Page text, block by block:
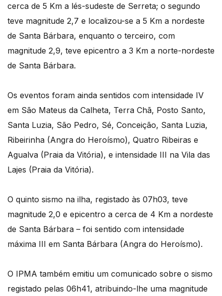
cerca de 5 Km a lés-sudeste de Serreta; o segundo
teve magnitude 2,7 e localizou-se a 5 Km a nordeste
de Santa Bárbara, enquanto o terceiro, com
magnitude 2,9, teve epicentro a 3 Km a norte-nordeste
de Santa Bárbara.
Os eventos foram ainda sentidos com intensidade IV
em São Mateus da Calheta, Terra Chã, Posto Santo,
Santa Luzia, São Pedro, Sé, Conceição, Santa Luzia,
Ribeirinha (Angra do Heroísmo), Quatro Ribeiras e
Agualva (Praia da Vitória), e intensidade III na Vila das
Lajes (Praia da Vitória).
O quinto sismo na ilha, registado às 07h03, teve
magnitude 2,0 e epicentro a cerca de 4 Km a nordeste
de Santa Bárbara – foi sentido com intensidade
máxima III em Santa Bárbara (Angra do Heroísmo).
O IPMA também emitiu um comunicado sobre o sismo
registado pelas 06h41, atribuindo-lhe uma magnitude